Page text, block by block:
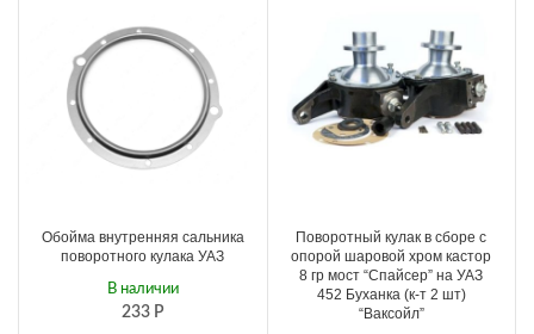
Обойма внутренняя сальника
поворотного кулака УАЗ
233 Р
В наличии
Поворотный кулак в сборе с
опорой шаровой хром кастор
8 гр мост “Спайсер” на УАЗ
452 Буханка (к-т 2 шт)
“Ваксойл”